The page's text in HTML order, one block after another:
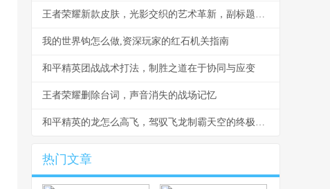
王者荣耀新款皮肤，光影交织的艺术革新，副标题，视觉盛宴与战术博弈的双重升华
我的世界钩怎么做,资深玩家的红石机关指南
和平精英团战战术打法，制胜之道在于协同与应变
王者荣耀删除台词，声音消失的战场记忆
和平精英的龙怎么高飞，驾驭飞龙制霸天空的终极指南
热门文章